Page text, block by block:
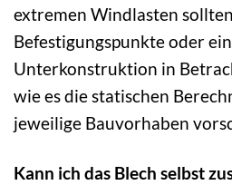
extremen Windlasten
Befestigungspunkte oder
Unterkonstruktion in
wie es die statischen
jeweilige Bauvorhaben
Kann ich das Blech selbst